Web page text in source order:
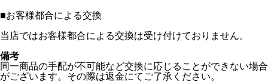
■お客様都合による交換
当店ではお客様都合による交換は受け付けておりません。
備考
同一商品の手配が不可能など交換に応じることができない場合
がございます。その際は返金にてご了承ください。